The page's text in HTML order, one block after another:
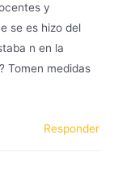
y
se es hizo del
n en la
Tomen medidas
Responder